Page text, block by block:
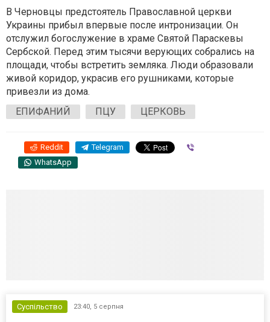
В Черновцы предстоятель Православной церкви
Украины прибыл впервые после интронизации. Он
отслужил богослужение в храме Святой Параскевы
Сербской. Перед этим тысячи верующих собрались на
площади, чтобы встретить земляка. Люди образовали
живой коридор, украсив его рушниками, которые
привезли из дома.
ЕПИФАНИЙ
ПЦУ ЦЕРКОВЬ
Reddit Telegram
WhatsApp
Суспільство 23:40, 5 серпня